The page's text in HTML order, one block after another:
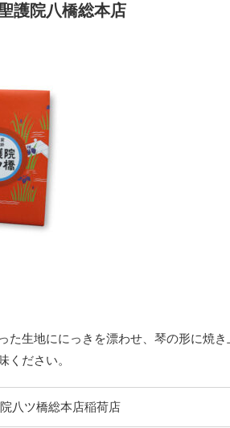
護院八橋総本店
た生地ににっきを漂わせ、琴の形に焼
ください。
八ツ橋総本店稲荷店